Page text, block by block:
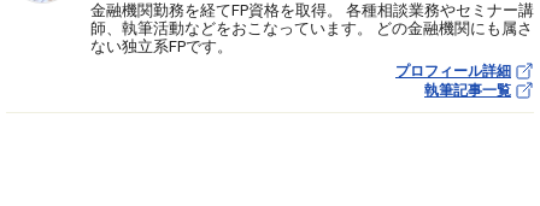
金融機関勤務を経てFP資格を取得。 各種相談業務やセミナー講
師、執筆活動などをおこなっています。 どの金融機関にも属さ
ない独立系FPです。
プロフィール詳細
執筆記事一覧